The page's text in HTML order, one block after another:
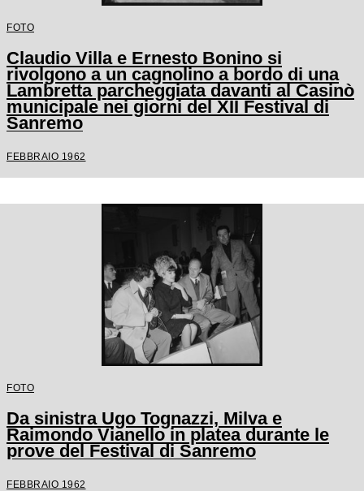
FOTO
Claudio Villa e Ernesto Bonino si
rivolgono a un cagnolino a bordo di una
Lambretta parcheggiata davanti al Casinò
municipale nei giorni del XII Festival di
Sanremo
FEBBRAIO 1962
FOTO
Da sinistra Ugo Tognazzi, Milva e
Raimondo Vianello in platea durante le
prove del Festival di Sanremo
FEBBRAIO 1962